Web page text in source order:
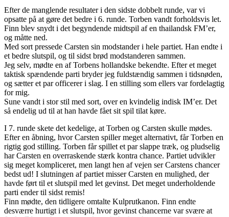
Efter de manglende resultater i den sidste dobbelt runde, var vi
opsatte på at gøre det bedre i 6. runde. Torben vandt forholdsvis let.
Finn blev snydt i det begyndende midtspil af en thailandsk FM’er,
og måtte ned.
Med sort pressede Carsten sin modstander i hele partiet. Han endte i
et bedre slutspil, og til sidst brød modstanderen sammen.
Jeg selv, mødte en af Torbens hollandske bekendte. Efter et meget
taktisk spændende parti bryder jeg fuldstændig sammen i tidsnøden,
og sætter et par officerer i slag. I en stilling som ellers var fordelagtig
for mig.
Sune vandt i stor stil med sort, over en kvindelig indisk IM’er. Det
så endelig ud til at han havde fået sit spil tilat køre.
I 7. runde skete det kedelige, at Torben og Carsten skulle mødes.
Efter en åbning, hvor Carsten spiller meget alternativt, får Torben en
rigtig god stilling. Torben får spillet et par slappe træk, og pludselig
har Carsten en overraskende stærk kontra chance. Partiet udvikler
sig meget kompliceret, men langt hen af vejen ser Carstens chancer
bedst ud! I slutningen af partiet misser Carsten en mulighed, der
havde ført til et slutspil med let gevinst. Det meget underholdende
parti ender til sidst remis!
Finn mødte, den tidligere omtalte Kulprutkanon. Finn endte
desværre hurtigt i et slutspil, hvor gevinst chancerne var svære at